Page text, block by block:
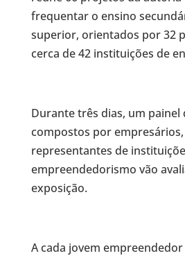
frequentar o ensino
superior, orientados por 32
cerca de 42 instituições de
Durante três dias, um painel
compostos por
representantes de
empreendedorismo vão
exposição.
A cada jovem